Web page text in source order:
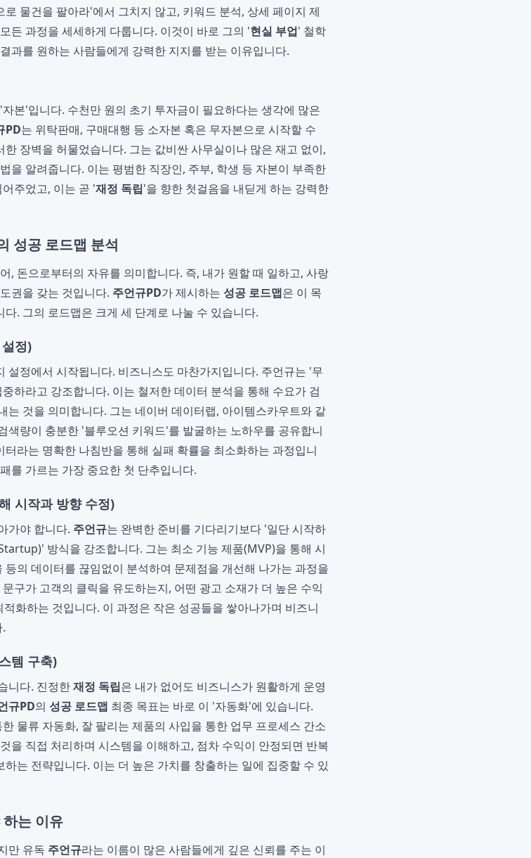
물건을 팔아라'에서 그치지 않고, 키워드 분석, 상세 페이지 제
든 과정을 세세하게 다룹니다. 이것이 바로 그의 '현실 부업' 철학
과를 원하는 사람들에게 강력한 지지를 받는 이유입니다.
본'입니다. 수천만 원의 초기 투자금이 필요하다는 생각에 많은
PD는 위탁판매, 구매대행 등 소자본 혹은 무자본으로 시작할 수
장벽을 허물었습니다. 그는 값비싼 사무실이나 많은 재고 없이,
을 알려줍니다. 이는 평범한 직장인, 주부, 학생 등 자본이 부족한
주었고, 이는 곧 '재정 독립'을 향한 첫걸음을 내딛게 하는 강력한
성공 로드맵 분석
, 돈으로부터의 자유를 의미합니다. 즉, 내가 원할 때 일하고, 사랑
권을 갖는 것입니다. 주언규PD가 제시하는 성공 로드맵은 이 목
. 그의 로드맵은 크게 세 단계로 나눌 수 있습니다.
정)
설정에서 시작됩니다. 비즈니스도 마찬가지입니다. 주언규는 '무
하라고 강조합니다. 이는 철저한 데이터 분석을 통해 수요가 검
는 것을 의미합니다. 그는 네이버 데이터랩, 아이템스카우트와 같
색량이 충분한 '블루오션 키워드'를 발굴하는 노하우를 공유합니
라는 명확한 나침반을 통해 실패 확률을 최소화하는 과정입니
를 가르는 가장 중요한 첫 단추입니다.
시작과 방향 수정)
가야 합니다. 주언규는 완벽한 준비를 기다리기보다 '일단 시작하
방식을 강조합니다. 그는 최소 기능 제품(MVP)을 통해 시
의 데이터를 끊임없이 분석하여 문제점을 개선해 나가는 과정을
구가 고객의 클릭을 유도하는지, 어떤 광고 소재가 더 높은 수익
화하는 것입니다. 이 과정은 작은 성공들을 쌓아나가며 비즈니
템 구축)
니다. 진정한재정 독립은 내가 없어도 비즈니스가 원활하게 운영
규PD의 성공 로드맵 최종 목표는 바로 이 '자동화'에 있습니다.
물류 자동화, 잘 팔리는 제품의 사입을 통한 업무 프로세스 간소
을 직접 처리하며 시스템을 이해하고, 점차 수익이 안정되면 반복
는 전략입니다. 이는 더 높은 가치를 창출하는 일에 집중할 수 있
는 이유
만 유독 주언규라는 이름이 많은 사람들에게 깊은 신뢰를 주는 이